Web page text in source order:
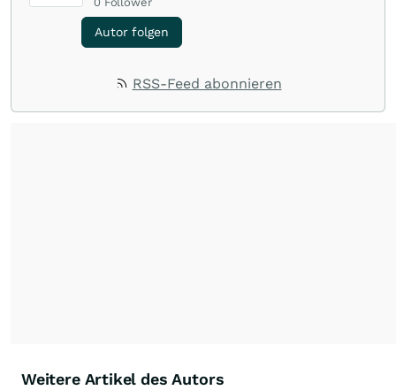
Autor folgen
RSS-Feed abonnieren
Weitere Artikel des Autors